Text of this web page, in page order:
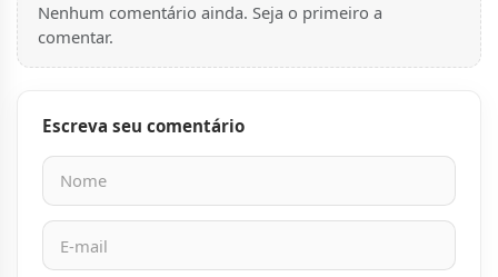
Nenhum comentário ainda. Seja o primeiro a
comentar.
Escreva seu comentário
Nome
E-mail